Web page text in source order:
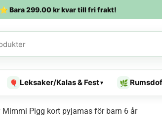
⭐ Bara299.00krkvar till fri frakt!
🎈 Leksaker/Kalas & Fest▾ 🌿
Pigg kort pyjamas för barn 6 år